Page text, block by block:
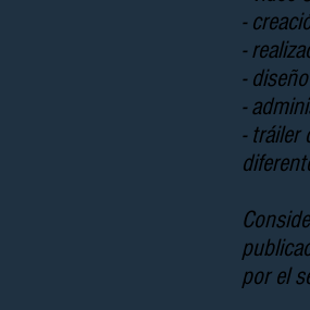
-
-
-
-
- tráiler
por el